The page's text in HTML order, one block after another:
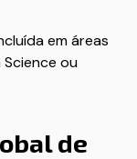
em áreas
ou
de